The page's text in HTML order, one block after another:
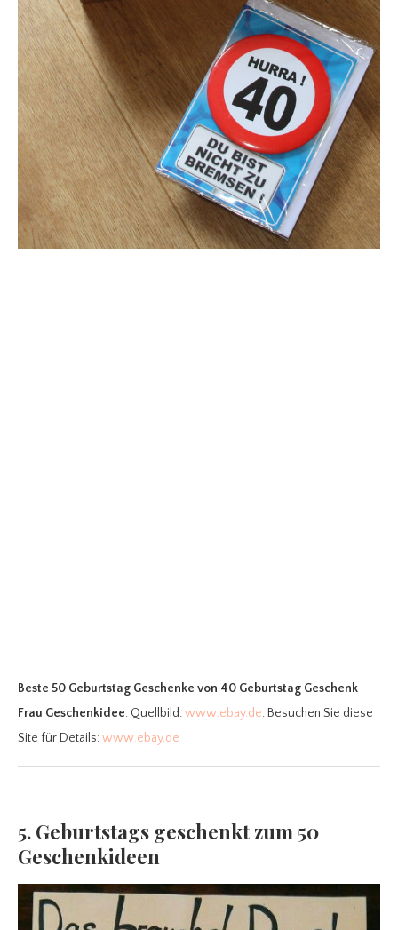
Beste 50 Geburtstag Geschenke von 40 Geburtstag Geschenk
Frau Geschenkidee. Quellbild:www.ebay.de. Besuchen Sie diese
Site für Details:www.ebay.de
5. Geburtstags geschenkt zum 50
Geschenkideen